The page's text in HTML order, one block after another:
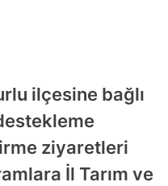
ilçesine bağlı
ziyaretleri
İl Tarım ve